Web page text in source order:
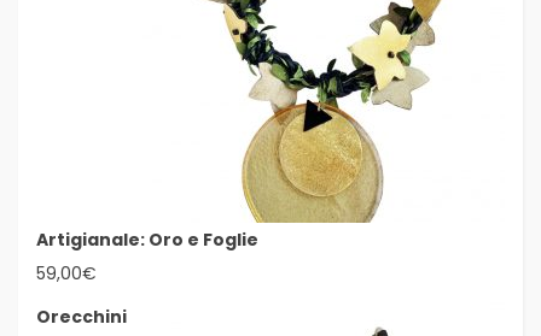
Artigianale: Oro e Foglie
59,00€
Orecchini